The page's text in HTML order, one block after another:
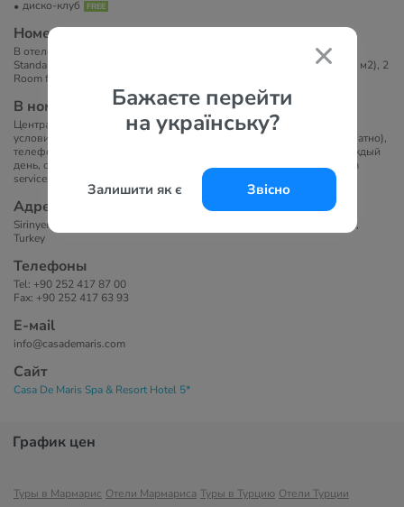
Бажаєте перейти
на українську?
Залишити як є Звісно
диско-клуб
Номера
В отеле 190 номеров: 120 Standard Room with Sea View (26 м2), 66
Standard Room with Landview (26 м2), 2 Junior Suite with Seaview (52 м2), 2
Room for Disabled Guests (26 м2).
В номерах
Центральный кондиционер работает в зависимости от погодных
условий, LCD-телевизор, спутниковое ТВ, сейф (платно), Wi-Fi (платно),
телефон, мини-бар (платно), душ, фен, балкон. Уборка номера: каждый
день, смена полотенец и постельного белья: 3 раза в неделю, room
service: круглосуточно (платно).
Адрес
Sirinyer Mah. 100 Sok No:2, Siteler Mevkii, Armutalan, Marmaris, Mugla,
Turkey
Телефоны
Tel: +90 252 417 87 00
Fax: +90 252 417 63 93
Е-маil
info@casademaris.com
Сайт
Casa De Maris Spa & Resort Hotel 5*
График цен
Туры в Мармарис Отели Мармариса Туры в Турцию Отели Турции